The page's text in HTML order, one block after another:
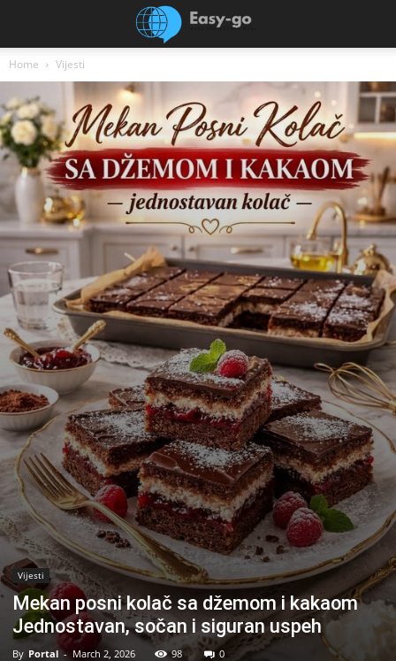
Home Vijesti
Vijesti
Mekan posni kolač sa džemom i kakaom
Jednostavan, sočan i siguran uspeh
By Portal - March 2, 2026 98 0